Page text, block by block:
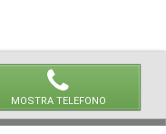
MOSTRA TELEFONO